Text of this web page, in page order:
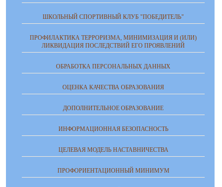
ШКОЛЬНЫЙ СПОРТИВНЫЙ КЛУБ "ПОБЕДИТЕЛЬ"
ПРОФИЛАКТИКА ТЕРРОРИЗМА, МИНИМИЗАЦИЯ И (ИЛИ)
ЛИКВИДАЦИЯ ПОСЛЕДСТВИЙ ЕГО ПРОЯВЛЕНИЙ
ОБРАБОТКА ПЕРСОНАЛЬНЫХ ДАННЫХ
ОЦЕНКА КАЧЕСТВА ОБРАЗОВАНИЯ
ДОПОЛНИТЕЛЬНОЕ ОБРАЗОВАНИЕ
ИНФОРМАЦИОННАЯ БЕЗОПАСНОСТЬ
ЦЕЛЕВАЯ МОДЕЛЬ НАСТАВНИЧЕСТВА
ПРОФОРИЕНТАЦИОННЫЙ МИНИМУМ